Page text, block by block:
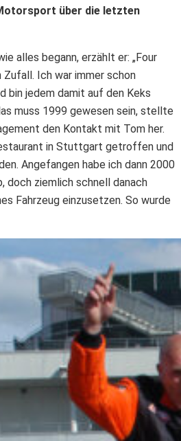
über die letzten
alles begann, erzählt er: „Four
Ich war immer schon
jedem damit auf den Keks
muss 1999 gewesen sein, stellte
den Kontakt mit Tom her.
in Stuttgart getroffen und
Angefangen habe ich dann 2000
doch ziemlich schnell danach
Fahrzeug einzusetzen. So wurde